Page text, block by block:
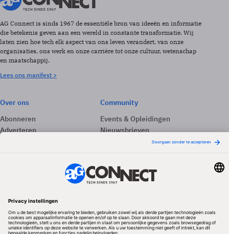
AG Connect is sinds 1967 de essentiële bron van ideeën en informatie
die betekenis geven aan een wereld in constante transformatie. Wij
laten zien hoe tech elk aspect van ons leven verandert, van onze
organisaties, ons werk en onze carrière tot onze cultuur, wetenschap
en maatschappij.
Lees ons manifest >
Over ons
Abonneren
Adverteren
Community
Events & Opleidingen
Nieuwsbrieven
Volg ons